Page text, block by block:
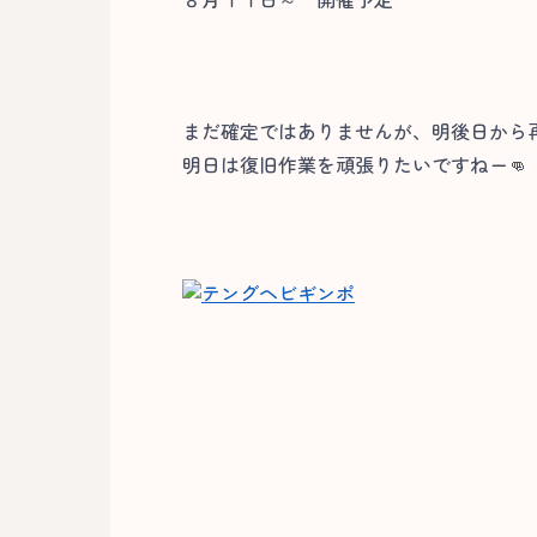
まだ確定ではありませんが、明後日から
明日は復旧作業を頑張りたいですねー👊